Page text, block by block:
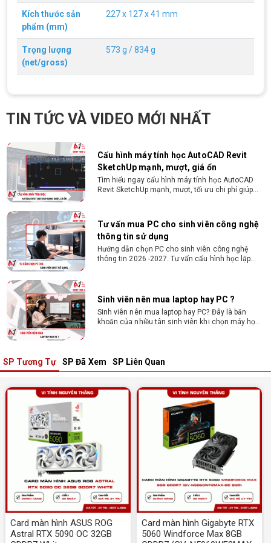
Kích thước sản
phẩm (mm)
227 x 127 x 41 mm
Trọng lượng
(net/gross)
573 g / 834 g
TIN TỨC VÀ VIDEO MỚI NHẤT
trí tương đương
Gói hỗ trợ vay ưu đãi: - Khoản vay lên đến 100
triệu đồng - Thủ tục cực kì đơn giản: bản sao
vòng 10 phút
họa từ 2D, dựng video đến 3D
từ 2D, dựng video đến 3D. Cấu hình tối ưu, dùng
Nguyễn Thắng.
Tìm hiểu ngay cấu hình máy tính học AutoCAD
Revit SketchUp mạnh, mượt, tối ưu chi phí giúp
dân thiết kế, kiến trúc vận hành mượt mà, không
giật lag.
Hướng dẫn chọn PC cho sinh viên công nghệ
thông tin 2026 -2027. Tư vấn cấu hình học lập
trình, chạy Docker, máy ảo, Android Studio tối ưu
chi phí.
khoăn của nhiều tân sinh viên khi chọn máy học
tập. Xem ngay phân tích để chọn thiết bị chuẩn
ngành, hợp túi tiền!
Tìm laptop sinh viên 15–20 triệu phù hợp ngành
học năm 2026? Khám phá cách chọn cấu hình,
Tổng hợp 7 laptop sinh viên dưới 15 triệu
Bạn tìm laptop cho sinh viên dưới 15 triệu mượt
mà, bền bỉ? Xem ngay gợi ý các thương hiệu
laptop bền, cấu hình mạnh cho sinh viên sử dụng
Dịch vụ build PC đồ họa tại Đồng Nai theo
yêu cầu, giá tốt, uy tín
Dịch vụ build PC đồ họa tại Đồng Nai theo yêu
cầu uy tín, tối ưu cấu hình xử lý 3D và dựng video
mượt mà. Đăng ký nhận tư vấn và báo giá chi tiết
ngay.
SP Tương Tự SP Đã Xem SP Liên Quan
Card màn hình ASUS ROG
Astral RTX 5090 OC 32GB
Card màn hình Gigabyte RTX
5060 Windforce Max 8GB